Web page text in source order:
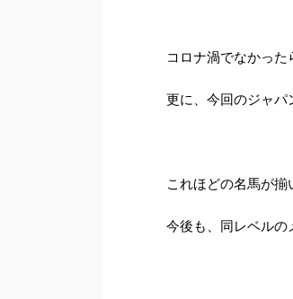
コロナ渦でなかった
更に、今回のジャパ
これほどの名馬が揃
今後も、同レベルの